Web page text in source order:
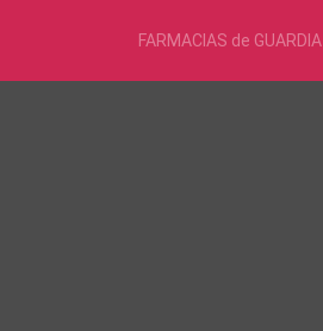
FARMACIAS de GUARDIA